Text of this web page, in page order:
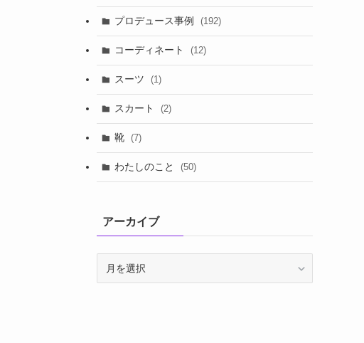
プロデュース事例 (192)
コーディネート (12)
スーツ (1)
スカート (2)
靴 (7)
わたしのこと (50)
アーカイブ